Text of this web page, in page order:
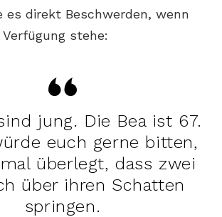
es direkt Beschwerden, wenn
stehe:
jung. Die Bea ist 67.
euch gerne bitten,
überlegt, dass zwei
über ihren Schatten
springen.